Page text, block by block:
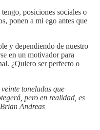
posiciones sociales o
ponen a mi ego antes que
y dependiendo de nuestro
en un motivador para
¿Quiero ser perfecto o
toneladas que
pero en realidad, es
Andreas